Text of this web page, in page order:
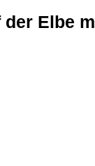
Elbe